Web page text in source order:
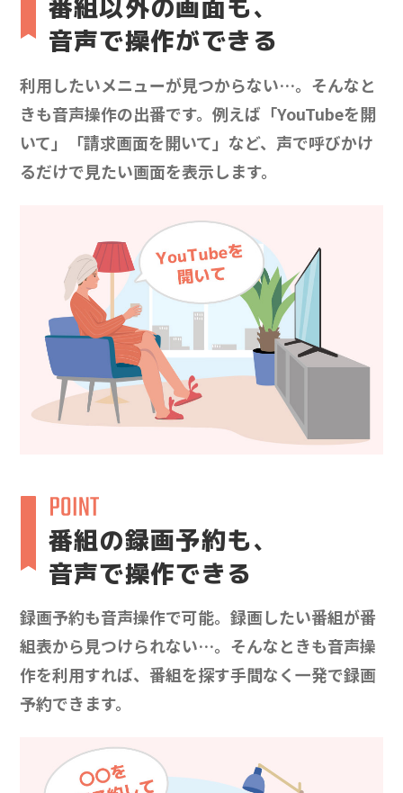
番組以外の画面も、
音声で操作ができる
利用したいメニューが見つからない…。そんなと
きも音声操作の出番です。例えば「YouTubeを開
いて」「請求画面を開いて」など、声で呼びかけ
るだけで見たい画面を表示します。
番組の録画予約も、
音声で操作できる
録画予約も音声操作で可能。録画したい番組が番
組表から見つけられない…。そんなときも音声操
作を利用すれば、番組を探す手間なく一発で録画
予約できます。